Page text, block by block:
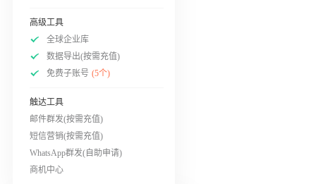
高级工具
全球企业库
数据导出(按需充值)
免费子账号 (5个)
触达工具
邮件群发(按需充值)
短信营销(按需充值)
WhatsApp群发(自助申请)
商机中心